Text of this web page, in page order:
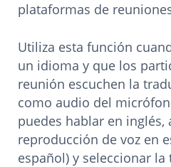
plataformas de
Utiliza esta función
un idioma y que los
reunión escuchen la
como audio del
puedes hablar en inglés,
reproducción de voz en
español) y seleccionar la